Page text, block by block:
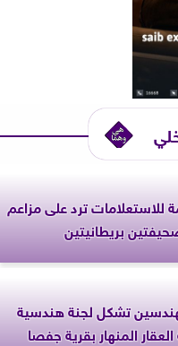
للاستعلامات ترد على مزاعم
بريطانيتين
تشكل لجنة هندسية
المنهار بقرية جفصا